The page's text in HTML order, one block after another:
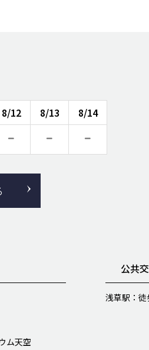
8/12 8/13 8/14
ム天空
公共
浅草駅：